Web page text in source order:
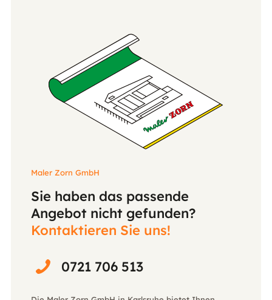
Maler Zorn GmbH
Sie haben das passende
Angebot nicht gefunden?
Kontaktieren Sie uns!
0721 706 513